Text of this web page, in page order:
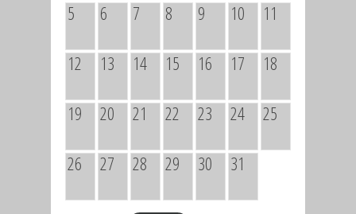
5 6 7 8 9 10 11
12 13 14 15 16 17 18
19 20 21 22 23 24 25
26 27 28 29 30 31